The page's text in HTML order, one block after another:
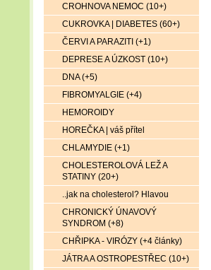
CROHNOVA NEMOC (10+)
CUKROVKA | DIABETES (60+)
ČERVI A PARAZITI (+1)
DEPRESE A ÚZKOST (10+)
DNA (+5)
FIBROMYALGIE (+4)
HEMOROIDY
HOREČKA | váš přítel
CHLAMYDIE (+1)
CHOLESTEROLOVÁ LEŽ A
STATINY (20+)
..jak na cholesterol? Hlavou
CHRONICKÝ ÚNAVOVÝ
SYNDROM (+8)
CHŘIPKA - VIRÓZY (+4 články)
JÁTRA A OSTROPESTŘEC (10+)